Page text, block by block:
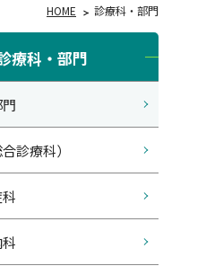
HOME 診療科・部門
療科・部門
診療科）